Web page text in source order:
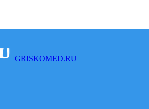
GRISKOMED.RU